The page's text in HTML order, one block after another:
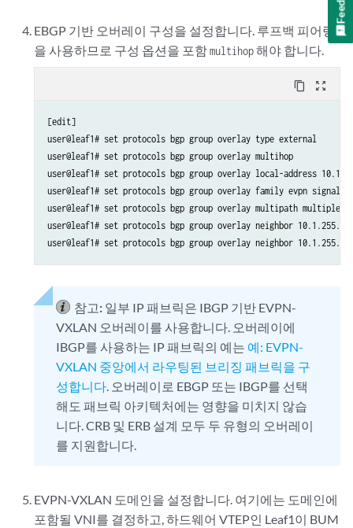
EBGP 기반 오버레이 구성을 설정합니다. 루프백 피어링
을 사용하므로 구성 옵션을 포함multihop해야 합니다.
content_copy zoom_out_map
[edit]
user@leaf1# set protocols bgp group overlay type external
user@leaf1# set protocols bgp group overlay multihop
user@leaf1# set protocols bgp group overlay local-address
user@leaf1# set protocols bgp group overlay family evpn
user@leaf1# set protocols bgp group overlay multipath multiple-
user@leaf1# set protocols bgp group overlay neighbor 10.1.255.1
user@leaf1# set protocols bgp group overlay neighbor 10.1.255.2
참고: 일부 IP 패브릭은 IBGP 기반 EVPN-
VXLAN 오버레이를 사용합니다. 오버레이에
IBGP를 사용하는 IP 패브릭의 예는 예: EVPN-
VXLAN 중앙에서 라우팅된 브리징 패브릭을 구
성합니다. 오버레이로 EBGP 또는 IBGP를 선택
해도 패브릭 아키텍처에는 영향을 미치지 않습
니다. CRB 및 ERB 설계 모두 두 유형의 오버레이
를 지원합니다.
EVPN-VXLAN 도메인을 설정합니다. 여기에는 도메인에
포함될 VNI를 결정하고, 하드웨어 VTEP인 Leaf1이 BUM